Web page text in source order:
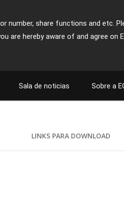
number, share functions and etc.
are hereby aware of and agree on
Sala de noticias Sobre a
LINKS PARA DOWNLOAD